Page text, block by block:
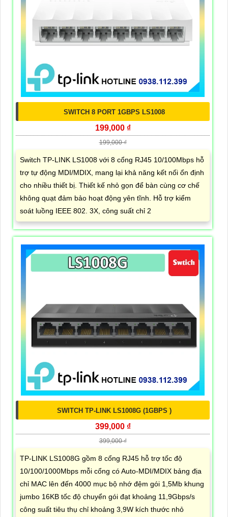
SWITCH 8 PORT 1GBPS LS1008
199,000 ₫
199,000 ₫
Switch TP-LINK LS1008 với 8 cổng RJ45 10/100Mbps hỗ
trợ tự động MDI/MDIX, mang lại khả năng kết nối ổn định
cho nhiều thiết bị. Thiết kế nhỏ gọn để bàn cùng cơ chế
không quạt đảm bảo hoạt động yên tĩnh. Hỗ trợ kiểm
soát luồng IEEE 802. 3X, công suất chỉ 2
SWITCH TP-LINK LS1008G (1GBPS )
399,000 ₫
399,000 ₫
TP-LINK LS1008G gồm 8 cổng RJ45 hỗ trợ tốc độ
10/100/1000Mbps mỗi cổng có Auto-MDI/MDIX bảng địa
chỉ MAC lên đến 4000 mục bộ nhớ đệm gói 1,5Mb khung
jumbo 16KB tốc độ chuyển gói đạt khoảng 11,9Gbps/s
công suất tiêu thụ chỉ khoảng 3,9W kích thước nhỏ